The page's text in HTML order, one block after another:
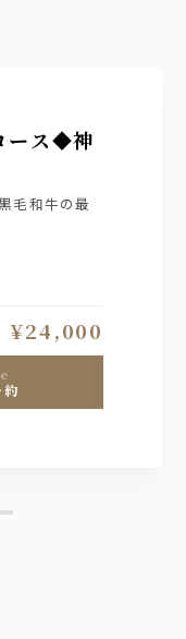
ース◆神
毛和牛の最
¥24,000
約